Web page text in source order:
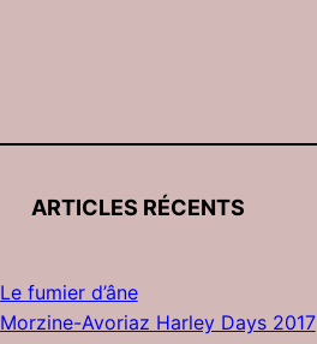
ARTICLES RÉCENTS
Le fumier d’âne
Morzine-Avoriaz Harley Days 2017